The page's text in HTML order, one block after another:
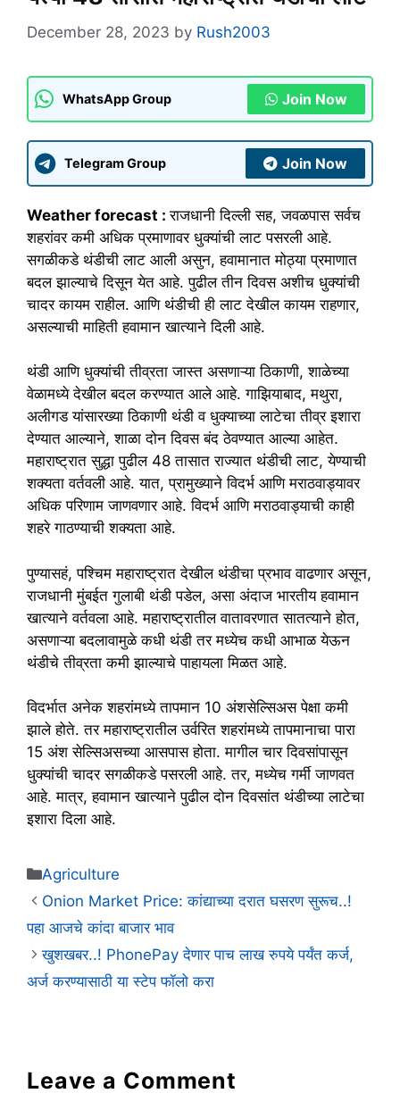
December 28, 2023 by Rush2003
WhatsApp Group Join Now
Telegram Group Join Now
Weather forecast :राजधानी दिल्ली सह, जवळपास सर्वच
शहरांवर कमी अधिक प्रमाणावर धुक्यांची लाट पसरली आहे.
सगळीकडे थंडीची लाट आली असुन, हवामानात मोठ्या प्रमाणात
बदल झाल्याचे दिसून येत आहे. पुढील तीन दिवस अशीच धुक्यांची
चादर कायम राहील‌. आणि थंडीची ही लाट देखील कायम राहणार,
असल्याची माहिती हवामान खात्याने दिली आहे.
थंडी आणि धुक्यांची तीव्रता जास्त असणाऱ्या ठिकाणी, शाळेच्या
वेळामध्ये देखील बदल करण्यात आले आहे. गाझियाबाद, मथुरा,
अलीगड यांसारख्या ठिकाणी थंडी व धुक्याच्या लाटेचा तीव्र इशारा
देण्यात आल्याने, शाळा दोन दिवस बंद ठेवण्यात आल्या आहेत.
महाराष्ट्रात सुद्धा पुढील 48 तासात राज्यात थंडीची लाट, येण्याची
शक्यता वर्तवली आहे. यात, प्रामुख्याने विदर्भ आणि मराठवाड्यावर
अधिक परिणाम जाणवणार आहे. विदर्भ आणि मराठवाड्याची काही
शहरे गाठण्याची शक्यता आहे.
पुण्यासहं, पश्चिम महाराष्ट्रात देखील थंडीचा प्रभाव वाढणार असून,
राजधानी मुंबईत गुलाबी थंडी पडेल, असा अंदाज भारतीय हवामान
खात्याने वर्तवला आहे. महाराष्ट्रातील वातावरणात सातत्याने होत‌,
असणाऱ्या बदलावामुळे कधी थंडी तर मध्येच कधी आभाळ येऊन
थंडीचे तीव्रता कमी झाल्याचे पाहायला मिळत आहे.
विदर्भात अनेक शहरांमध्ये तापमान 10 अंशसेल्सिअस पेक्षा कमी
झाले होते. तर महाराष्ट्रातील उर्वरित शहरांमध्ये तापमानाचा पारा
15 अंश सेल्सिअसच्या आसपास होता. मागील चार दिवसांपासून
धुक्यांची चादर सगळीकडे पसरली आहे. तर, मध्येच गर्मी जाणवत
आहे. मात्र, हवामान खात्याने पुढील दोन दिवसांत थंडीच्या लाटेचा
इशारा दिला आहे.
Categories
Agriculture
Onion Market Price: कांद्याच्या दरात घसरण सुरूच..!
पहा आजचे कांदा बाजार भाव
खुशखबर..! PhonePay देणार पाच लाख रुपये पर्यंत कर्ज,
अर्ज करण्यासाठी या स्टेप फॉलो करा
Leave a Comment